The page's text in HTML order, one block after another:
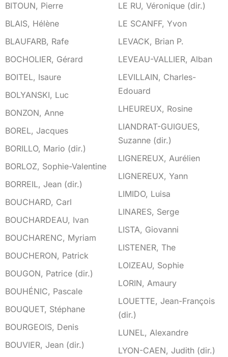
BITOUN, Pierre
BLAIS, Hélène
BLAUFARB, Rafe
BOCHOLIER, Gérard
BOITEL, Isaure
BOLYANSKI, Luc
BONZON, Anne
BOREL, Jacques
BORILLO, Mario (dir.)
BORLOZ, Sophie-Valentine
BORREIL, Jean (dir.)
BOUCHARD, Carl
BOUCHARDEAU, Ivan
BOUCHARENC, Myriam
BOUCHERON, Patrick
BOUGON, Patrice (dir.)
BOUHÉNIC, Pascale
BOUQUET, Stéphane
BOURGEOIS, Denis
BOUVIER, Jean (dir.)
LE RU, Véronique (dir.)
LE SCANFF, Yvon
LEVACK, Brian P.
LEVEAU-VALLIER, Alban
LEVILLAIN, Charles-
Edouard
LHEUREUX, Rosine
LIANDRAT-GUIGUES,
Suzanne (dir.)
LIGNEREUX, Aurélien
LIGNEREUX, Yann
LIMIDO, Luisa
LINARES, Serge
LISTA, Giovanni
LISTENER, The
LOIZEAU, Sophie
LORIN, Amaury
LOUETTE, Jean-François
(dir.)
LUNEL, Alexandre
LYON-CAEN, Judith (dir.)